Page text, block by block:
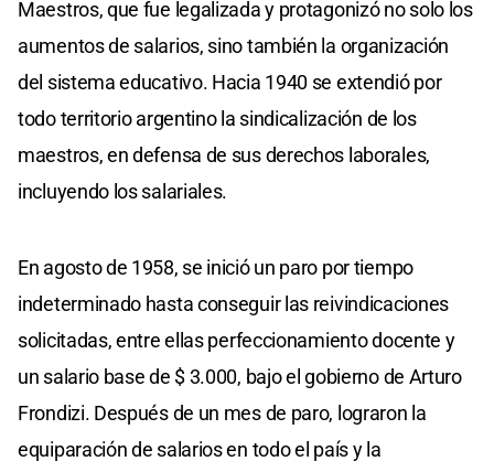
Maestros, que fue legalizada y protagonizó no solo los
aumentos de salarios, sino también la organización
del sistema educativo. Hacia 1940 se extendió por
todo territorio argentino la sindicalización de los
maestros, en defensa de sus derechos laborales,
incluyendo los salariales.
En agosto de 1958, se inició un paro por tiempo
indeterminado hasta conseguir las reivindicaciones
solicitadas, entre ellas perfeccionamiento docente y
un salario base de $ 3.000, bajo el gobierno de Arturo
Frondizi. Después de un mes de paro, lograron la
equiparación de salarios en todo el país y la